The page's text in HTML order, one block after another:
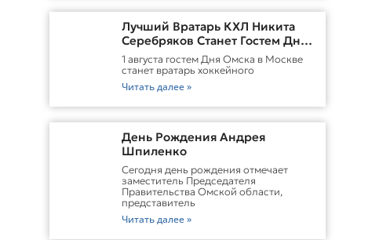
Лучший Вратарь КХЛ Никита
Серебряков Станет Гостем Дня
Омска В Москве
1 августа гостем Дня Омска в Москве
станет вратарь хоккейного
Читать далее »
День Рождения Андрея
Шпиленко
Cегодня день рождения отмечает
заместитель Председателя
Правительства Омской области,
представитель
Читать далее »